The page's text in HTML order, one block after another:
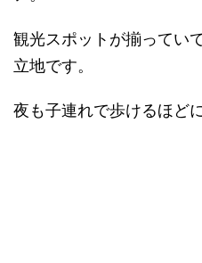
観光スポットが揃ってい
立地です。
夜も子連れで歩けるほど